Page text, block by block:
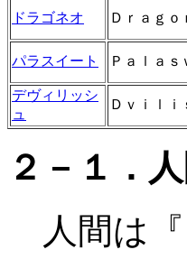
ドラゴネオ Ｄｒａｇｏ
パラスイート Ｐａｌａｓ
デヴィリッシ
ュ
Ｄｖｉｌｉ
２－１．
人間は『